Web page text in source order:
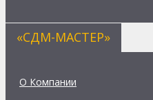
«СДМ-МАСТЕР»
О Компании